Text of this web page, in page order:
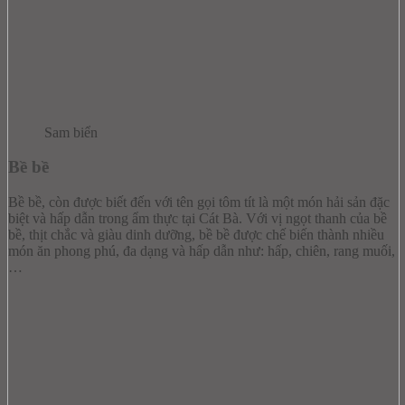
Sam biển
Bề bề
Bề bề, còn được biết đến với tên gọi tôm tít là một món hải sản đặc
biệt và hấp dẫn trong ẩm thực tại Cát Bà. Với vị ngọt thanh của bề
bề, thịt chắc và giàu dinh dưỡng, bề bề được chế biến thành nhiều
món ăn phong phú, đa dạng và hấp dẫn như: hấp, chiên, rang muối,
…